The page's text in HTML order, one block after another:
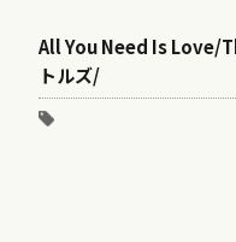
All You Need Is Love/
トルズ/